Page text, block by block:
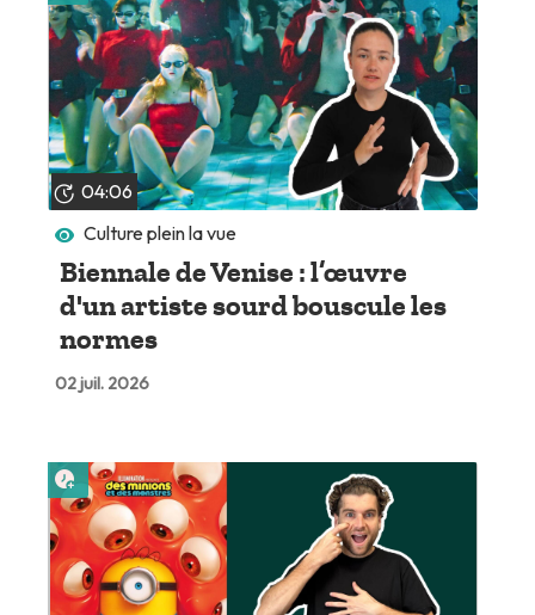
04:06
Culture plein la vue
Biennale de Venise : l’œuvre
d'un artiste sourd bouscule les
normes
02 juil. 2026
Lire plus tard